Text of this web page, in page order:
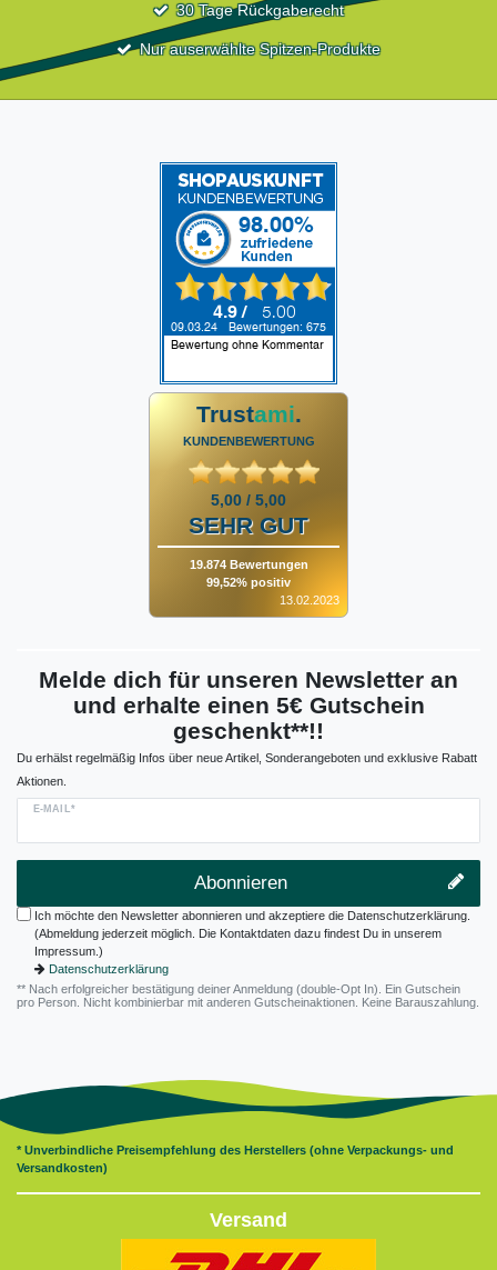
30 Tage Rückgaberecht
Nur auserwählte Spitzen-Produkte
Trustami.
KUNDENBEWERTUNG
5,00 / 5,00
SEHR GUT
19.874 Bewertungen
99,52% positiv
13.02.2023
Melde dich für unseren Newsletter an
und erhalte einen 5€ Gutschein
geschenkt**!!
Du erhälst regelmäßig Infos über neue Artikel, Sonderangeboten und exklusive Rabatt
Aktionen.
E-MAIL*
Abonnieren
Ich möchte den Newsletter abonnieren und akzeptiere die Datenschutzerklärung.
(Abmeldung jederzeit möglich. Die Kontaktdaten dazu findest Du in unserem
Impressum.)
Datenschutzerklärung
** Nach erfolgreicher bestätigung deiner Anmeldung (double-Opt In). Ein Gutschein
pro Person. Nicht kombinierbar mit anderen Gutscheinaktionen. Keine Barauszahlung.
* Unverbindliche Preisempfehlung des Herstellers (ohne Verpackungs- und
Versandkosten)
Versand